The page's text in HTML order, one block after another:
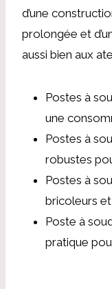
d’une
prolongée et
aussi bien aux
Postes à
une
Postes à
robustes
Postes à
bricoleurs
Poste à
pratique